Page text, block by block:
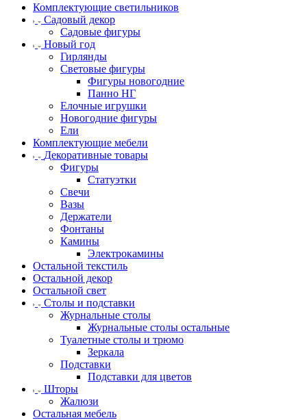
Комплектующие светильников
Садовый декор
Садовые фигуры
Новый год
Гирлянды
Световые фигуры
Фигуры новогодние
Панно НГ
Елочные игрушки
Новогодние фигуры
Ели
Комплектующие мебели
Декоративные товары
Фигуры
Статуэтки
Свечи
Вазы
Держатели
Фонтаны
Камины
Электрокамины
Остальной текстиль
Остальной декор
Остальной свет
Столы и подставки
Журнальные столы
Журнальные столы остальные
Туалетные столы и трюмо
Зеркала
Подставки
Подставки для цветов
Шторы
Жалюзи
Остальная мебель